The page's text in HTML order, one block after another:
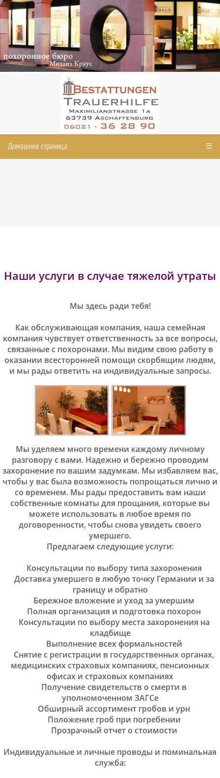
Домашняя страница ☰
Наши услуги в случае тяжелой утраты
Мы здесь ради тебя!
Как обслуживающая компания, наша семейная
компания чувствует ответственность за все вопросы,
связанные с похоронами. Мы видим свою работу в
оказании всесторонней помощи скорбящим людям,
и мы рады ответить на индивидуальные запросы.
Мы уделяем много времени каждому личному
разговору с вами. Надежно и бережно проводим
захоронение по вашим задумкам. Мы избавляем вас,
чтобы у вас была возможность попрощаться лично и
со временем. Мы рады предоставить вам наши
собственные комнаты для прощания, которые вы
можете использовать в любое время по
договоренности, чтобы снова увидеть своего
умершего.
Предлагаем следующие услуги:
Консультации по выбору типа захоронения
Доставка умершего в любую точку Германии и за
границу и обратно
Бережное вложение и уход за умершим
Полная организация и подготовка похорон
Консультации по выбору места захоронения на
кладбище
Выполнение всех формальностей
Снятие с регистрации в государственных органах,
медицинских страховых компаниях, пенсионных
офисах и страховых компаниях
Получение свидетельств о смерти в
уполномоченном ЗАГСе
Обширный ассортимент гробов и урн
Положение гроб при погребении
Прозрачный отчет о стоимости
Индивидуальные и личные проводы и поминальная
служба: